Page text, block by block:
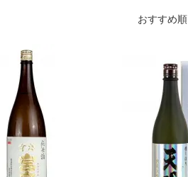
おすすめ順